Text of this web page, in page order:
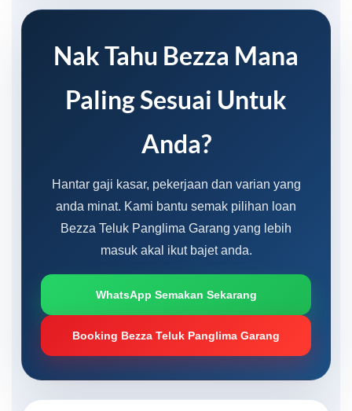
Nak Tahu Bezza Mana
Paling Sesuai Untuk
Anda?
Hantar gaji kasar, pekerjaan dan varian yang
anda minat. Kami bantu semak pilihan loan
Bezza Teluk Panglima Garang yang lebih
masuk akal ikut bajet anda.
WhatsApp Semakan Sekarang
Booking Bezza Teluk Panglima Garang